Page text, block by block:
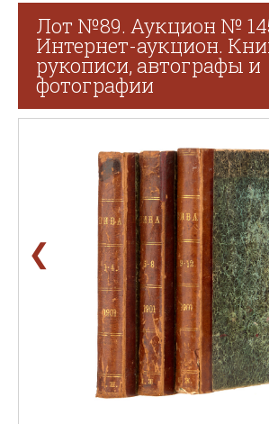
Лот №89. Аукцион №
Интернет-аукцион.
рукописи, автографы и
фотографии
❮